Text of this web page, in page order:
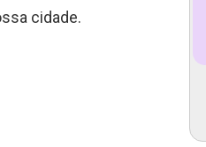
cidade.